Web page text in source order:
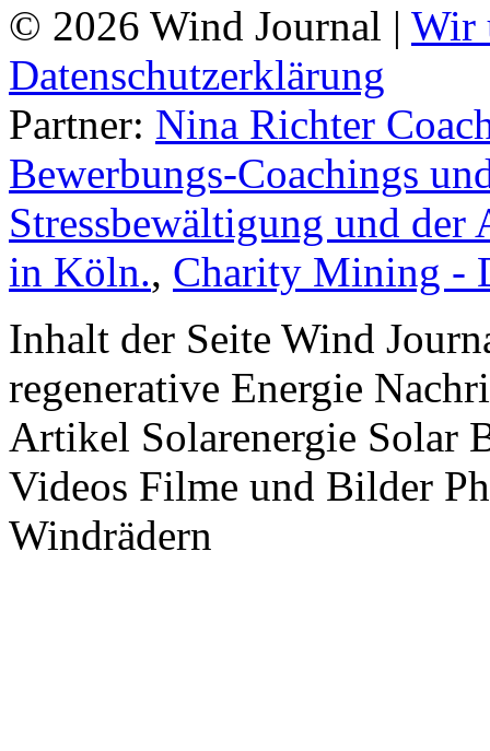
© 2026 Wind Journal | Wir
Datenschutzerklärung
Partner: Nina Richter
Bewerbungs-Coachings
Stressbewältigung und
in Köln., Charity Mining -
Inhalt der Seite Wind
regenerative Energie
Artikel Solarenergie Solar
Videos Filme und Bilder
Windrädern